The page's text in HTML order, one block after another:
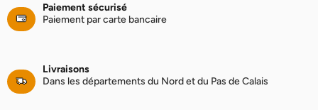
Paiement sécurisé
Paiement par carte bancaire
Livraisons
Dans les départements du Nord et du Pas de Calais